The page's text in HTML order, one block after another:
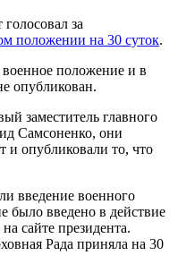
за
положении на 30 суток.
положение и в
опубликован.
заместитель главного
Самсоненко, они
и опубликовали то, что
введение военного
было введено в действие
сайте президента.
Рада приняла на 30